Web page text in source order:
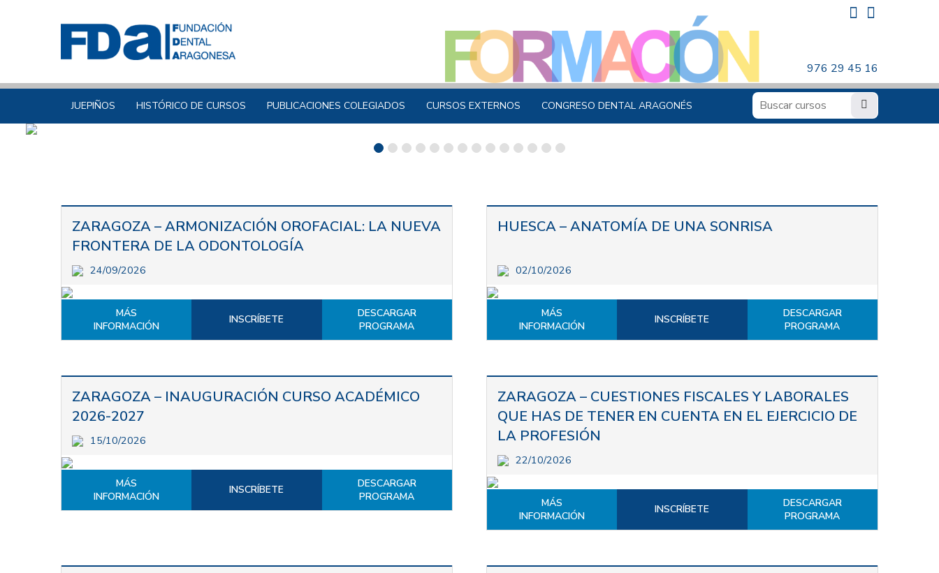
976 29 45 16
JUEPIÑOS HISTÓRICO DE CURSOS PUBLICACIONES COLEGIADOS CURSOS EXTERNOS CONGRESO DENTAL ARAGONÉS
ZARAGOZA – ARMONIZACIÓN OROFACIAL: LA NUEVA
FRONTERA DE LA ODONTOLOGÍA
24/09/2026
MÁS
INFORMACIÓN
INSCRÍBETE
DESCARGAR
PROGRAMA
HUESCA – ANATOMÍA DE UNA SONRISA
02/10/2026
MÁS
INFORMACIÓN
INSCRÍBETE
DESCARGAR
PROGRAMA
ZARAGOZA – INAUGURACIÓN CURSO ACADÉMICO
2026-2027
15/10/2026
MÁS
INFORMACIÓN
INSCRÍBETE
DESCARGAR
PROGRAMA
ZARAGOZA – CUESTIONES FISCALES Y LABORALES
QUE HAS DE TENER EN CUENTA EN EL EJERCICIO DE
LA PROFESIÓN
22/10/2026
MÁS
INFORMACIÓN
INSCRÍBETE
DESCARGAR
PROGRAMA